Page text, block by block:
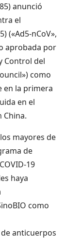
anunció
el
(«Ad5-nCoV»,
aprobada por
Control del
como
en la primera
en el
China.
mayores de
de
19
haya
como
anticuerpos